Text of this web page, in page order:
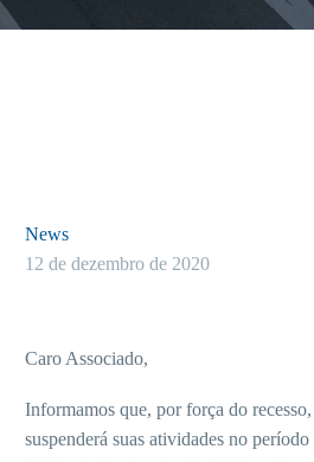
News
12 de dezembro de 2020
Caro Associado,
Informamos que, por força do
suspenderá suas atividades no